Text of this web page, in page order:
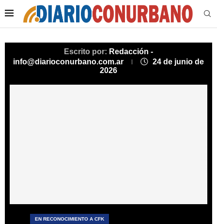
Escrito por: Redacción -
info@diarioconurbano.com.ar
24 de junio de
2026
EN RECONOCIMIENTO A CFK